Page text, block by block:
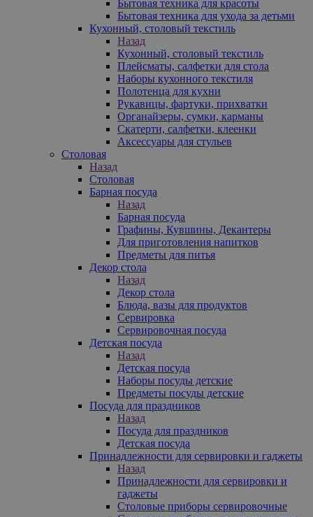
Бытовая техника для красоты
Бытовая техника для ухода за детьми
Кухонный, столовый текстиль
Назад
Кухонный, столовый текстиль
Плейсматы, салфетки для стола
Наборы кухонного текстиля
Полотенца для кухни
Рукавицы, фартуки, прихватки
Органайзеры, сумки, карманы
Скатерти, салфетки, клеенки
Аксессуары для стульев
Столовая
Назад
Столовая
Барная посуда
Назад
Барная посуда
Графины, Кувшины, Декантеры
Для приготовления напитков
Предметы для питья
Декор стола
Назад
Декор стола
Блюда, вазы для продуктов
Сервировка
Сервировочная посуда
Детская посуда
Назад
Детская посуда
Наборы посуды детские
Предметы посуды детские
Посуда для праздников
Назад
Посуда для праздников
Детская посуда
Принадлежности для сервировки и гаджеты
Назад
Принадлежности для сервировки и
гаджеты
Столовые приборы сервировочные